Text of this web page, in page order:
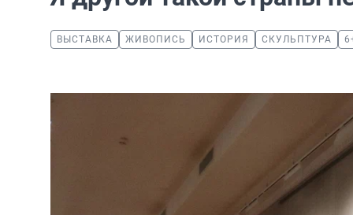
ВЫСТАВКА ЖИВОПИСЬ ИСТОРИЯ СКУЛЬПТУРА